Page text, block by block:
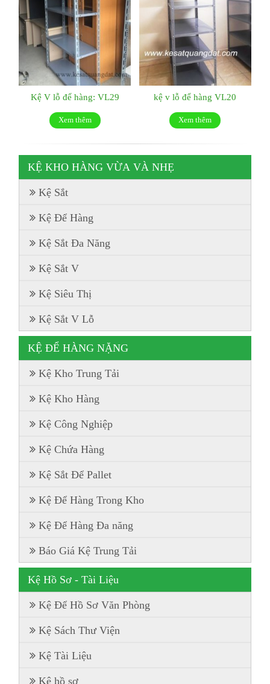
Kệ V lỗ để hàng: VL29
Xem thêm
kệ v lỗ để hàng VL20
Xem thêm
KỆ KHO HÀNG VỪA VÀ NHẸ
Kệ Sắt
Kệ Để Hàng
Kệ Sắt Đa Năng
Kệ Sắt V
Kệ Siêu Thị
Kệ Sắt V Lỗ
KỆ ĐỂ HÀNG NẶNG
Kệ Kho Trung Tải
Kệ Kho Hàng
Kệ Công Nghiệp
Kệ Chứa Hàng
Kệ Sắt Để Pallet
Kệ Để Hàng Trong Kho
Kệ Để Hàng Đa năng
Báo Giá Kệ Trung Tải
Kệ Hồ Sơ - Tài Liệu
Kệ Để Hồ Sơ Văn Phòng
Kệ Sách Thư Viện
Kệ Tài Liệu
Kệ hồ sơ